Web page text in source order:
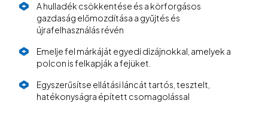
A hulladék csökkentése és a körforgásos
gazdaság előmozdítása a gyűjtés és
újrafelhasználás révén
Emelje fel márkáját egyedi dizájnokkal, amelyek a
polcon is felkapják a fejüket.
Egyszerűsítse ellátási láncát tartós, tesztelt,
hatékonyságra épített csomagolással